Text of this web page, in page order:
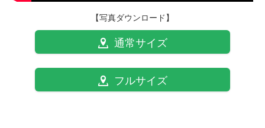
【写真ダウンロード】
通常サイズ
フルサイズ